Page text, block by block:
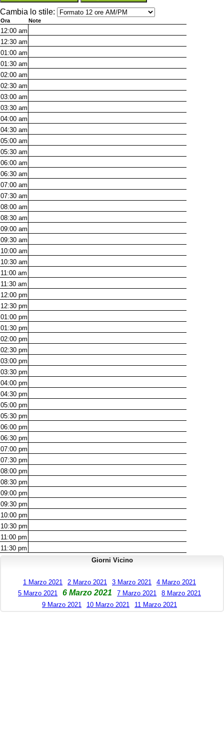
Cambia lo stile:
Ora Note
12:00 am
12:30 am
01:00 am
01:30 am
02:00 am
02:30 am
03:00 am
03:30 am
04:00 am
04:30 am
05:00 am
05:30 am
06:00 am
06:30 am
07:00 am
07:30 am
08:00 am
08:30 am
09:00 am
09:30 am
10:00 am
10:30 am
11:00 am
11:30 am
12:00 pm
12:30 pm
01:00 pm
01:30 pm
02:00 pm
02:30 pm
03:00 pm
03:30 pm
04:00 pm
04:30 pm
05:00 pm
05:30 pm
06:00 pm
06:30 pm
07:00 pm
07:30 pm
08:00 pm
08:30 pm
09:00 pm
09:30 pm
10:00 pm
10:30 pm
11:00 pm
11:30 pm
Giorni Vicino
1 Marzo 2021 2 Marzo 2021 3 Marzo 2021
4 Marzo 2021
5 Marzo 2021
6 Marzo 2021 7 Marzo 2021
8 Marzo 2021
9 Marzo 2021
10 Marzo 2021 11 Marzo 2021